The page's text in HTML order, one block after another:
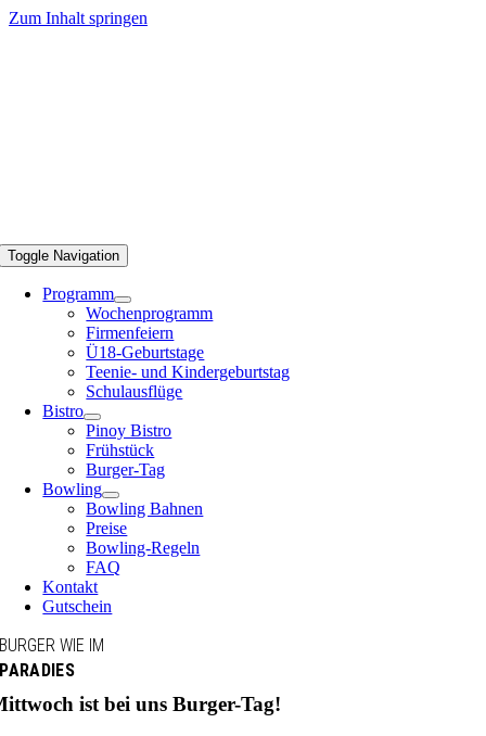
Zum Inhalt springen
Toggle Navigation
Programm
Wochenprogramm
Firmenfeiern
Ü18-Geburtstage
Teenie- und Kindergeburtstag
Schulausflüge
Bistro
Pinoy Bistro
Frühstück
Burger-Tag
Bowling
Bowling Bahnen
Preise
Bowling-Regeln
FAQ
Kontakt
Gutschein
BURGER WIE IM
PARADIES
ist bei uns Burger-Tag!